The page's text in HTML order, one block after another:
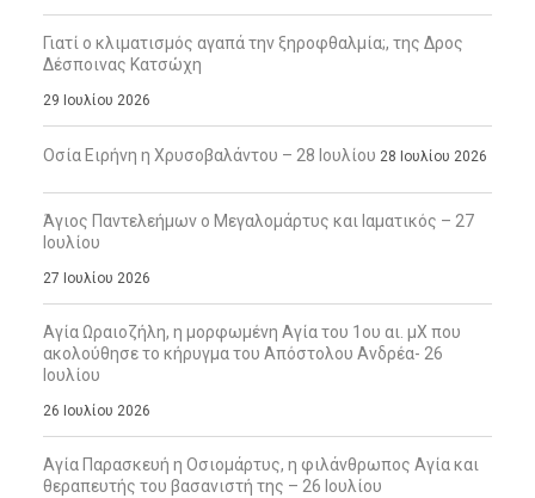
Γιατί ο κλιματισμός αγαπά την ξηροφθαλμία;, της Δρος
Δέσποινας Κατσώχη
29 Ιουλίου 2026
Οσία Ειρήνη η Χρυσοβαλάντου – 28 Ιουλίου 28 Ιουλίου 2026
Άγιος Παντελεήμων ο Μεγαλομάρτυς και Ιαματικός – 27
Ιουλίου
27 Ιουλίου 2026
Αγία Ωραιοζήλη, η μορφωμένη Αγία του 1ου αι. μΧ που
ακολούθησε το κήρυγμα του Απόστολου Ανδρέα- 26
Ιουλίου
26 Ιουλίου 2026
Αγία Παρασκευή η Οσιομάρτυς, η φιλάνθρωπος Αγία και
θεραπευτής του βασανιστή της – 26 Ιουλίου